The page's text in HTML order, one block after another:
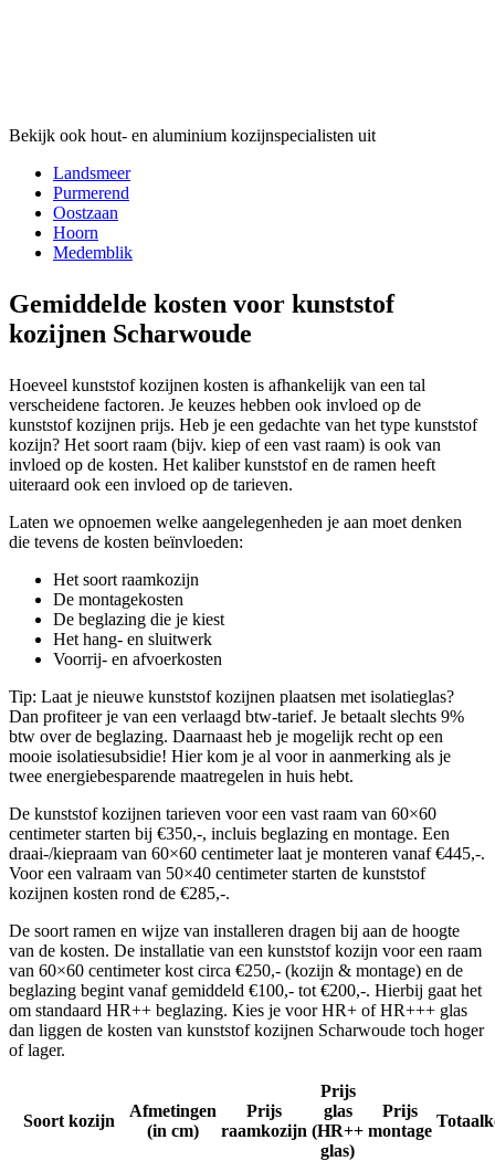
Bekijk ook hout- en aluminium kozijnspecialisten uit
Landsmeer
Purmerend
Oostzaan
Hoorn
Medemblik
Gemiddelde kosten voor kunststof
kozijnen Scharwoude
Hoeveel kunststof kozijnen kosten is afhankelijk van een tal
verscheidene factoren. Je keuzes hebben ook invloed op de
kunststof kozijnen prijs. Heb je een gedachte van het type kunststof
kozijn? Het soort raam (bijv. kiep of een vast raam) is ook van
invloed op de kosten. Het kaliber kunststof en de ramen heeft
uiteraard ook een invloed op de tarieven.
Laten we opnoemen welke aangelegenheden je aan moet denken
die tevens de kosten beïnvloeden:
Het soort raamkozijn
De montagekosten
De beglazing die je kiest
Het hang- en sluitwerk
Voorrij- en afvoerkosten
Tip: Laat je nieuwe kunststof kozijnen plaatsen met isolatieglas?
Dan profiteer je van een verlaagd btw-tarief. Je betaalt slechts 9%
btw over de beglazing. Daarnaast heb je mogelijk recht op een
mooie isolatiesubsidie! Hier kom je al voor in aanmerking als je
twee energiebesparende maatregelen in huis hebt.
De kunststof kozijnen tarieven voor een vast raam van 60×60
centimeter starten bij €350,-, incluis beglazing en montage. Een
draai-/kiepraam van 60×60 centimeter laat je monteren vanaf €445,-.
Voor een valraam van 50×40 centimeter starten de kunststof
kozijnen kosten rond de €285,-.
De soort ramen en wijze van installeren dragen bij aan de hoogte
van de kosten. De installatie van een kunststof kozijn voor een raam
van 60×60 centimeter kost circa €250,- (kozijn & montage) en de
beglazing begint vanaf gemiddeld €100,- tot €200,-. Hierbij gaat het
om standaard HR++ beglazing. Kies je voor HR+ of HR+++ glas
dan liggen de kosten van kunststof kozijnen Scharwoude toch hoger
of lager.
Soort kozijn
Afmetingen
(in cm)
Prijs
raamkozijn
Prijs
glas
(HR++
glas)
Prijs
montage